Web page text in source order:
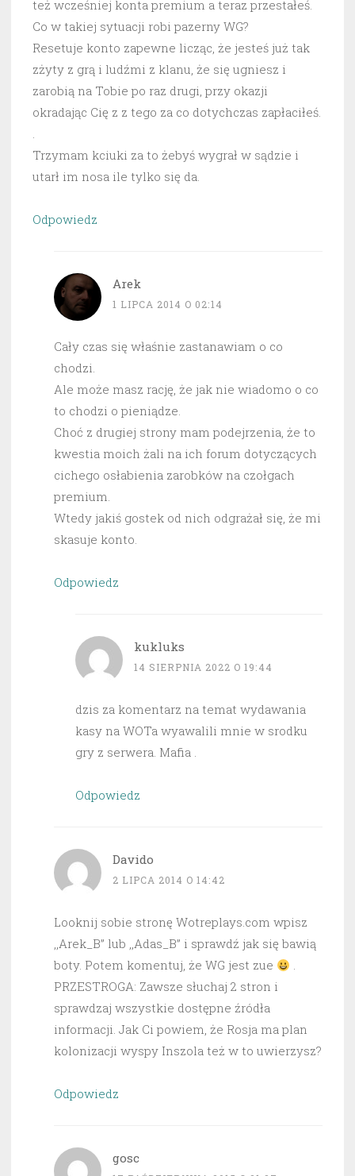
też wcześniej konta premium a teraz przestałeś.
Co w takiej sytuacji robi pazerny WG?
Resetuje konto zapewne licząc, że jesteś już tak
zżyty z grą i ludźmi z klanu, że się ugniesz i
zarobią na Tobie po raz drugi, przy okazji
okradając Cię z z tego za co dotychczas zapłaciłeś.
.
Trzymam kciuki za to żebyś wygrał w sądzie i
utarł im nosa ile tylko się da.
Odpowiedz
Arek
1 LIPCA 2014 O 02:14
Cały czas się właśnie zastanawiam o co
chodzi.
Ale może masz rację, że jak nie wiadomo o co
to chodzi o pieniądze.
Choć z drugiej strony mam podejrzenia, że to
kwestia moich żali na ich forum dotyczących
cichego osłabienia zarobków na czołgach
premium.
Wtedy jakiś gostek od nich odgrażał się, że mi
skasuje konto.
Odpowiedz
kukluks
14 SIERPNIA 2022 O 19:44
dzis za komentarz na temat wydawania
kasy na WOTa wyawalili mnie w srodku
gry z serwera. Mafia .
Odpowiedz
Davido
2 LIPCA 2014 O 14:42
Looknij sobie stronę Wotreplays.com wpisz
,,Arek_B” lub ,,Adas_B” i sprawdź jak się bawią
boty. Potem komentuj, że WG jest zue
.
PRZESTROGA: Zawsze słuchaj 2 stron i
sprawdzaj wszystkie dostępne źródła
informacji. Jak Ci powiem, że Rosja ma plan
kolonizacji wyspy Inszola też w to uwierzysz?
Odpowiedz
gosc